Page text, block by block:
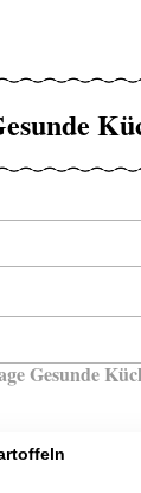
Gesunde